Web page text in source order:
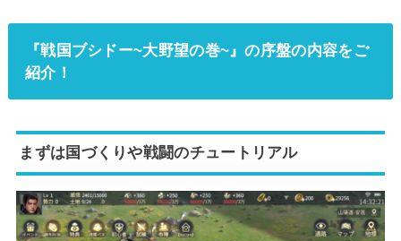
『戦国ブシドー~大野望の巻~』の序盤の内容をご
紹介！
まずは国づくりや戦闘のチュートリアル